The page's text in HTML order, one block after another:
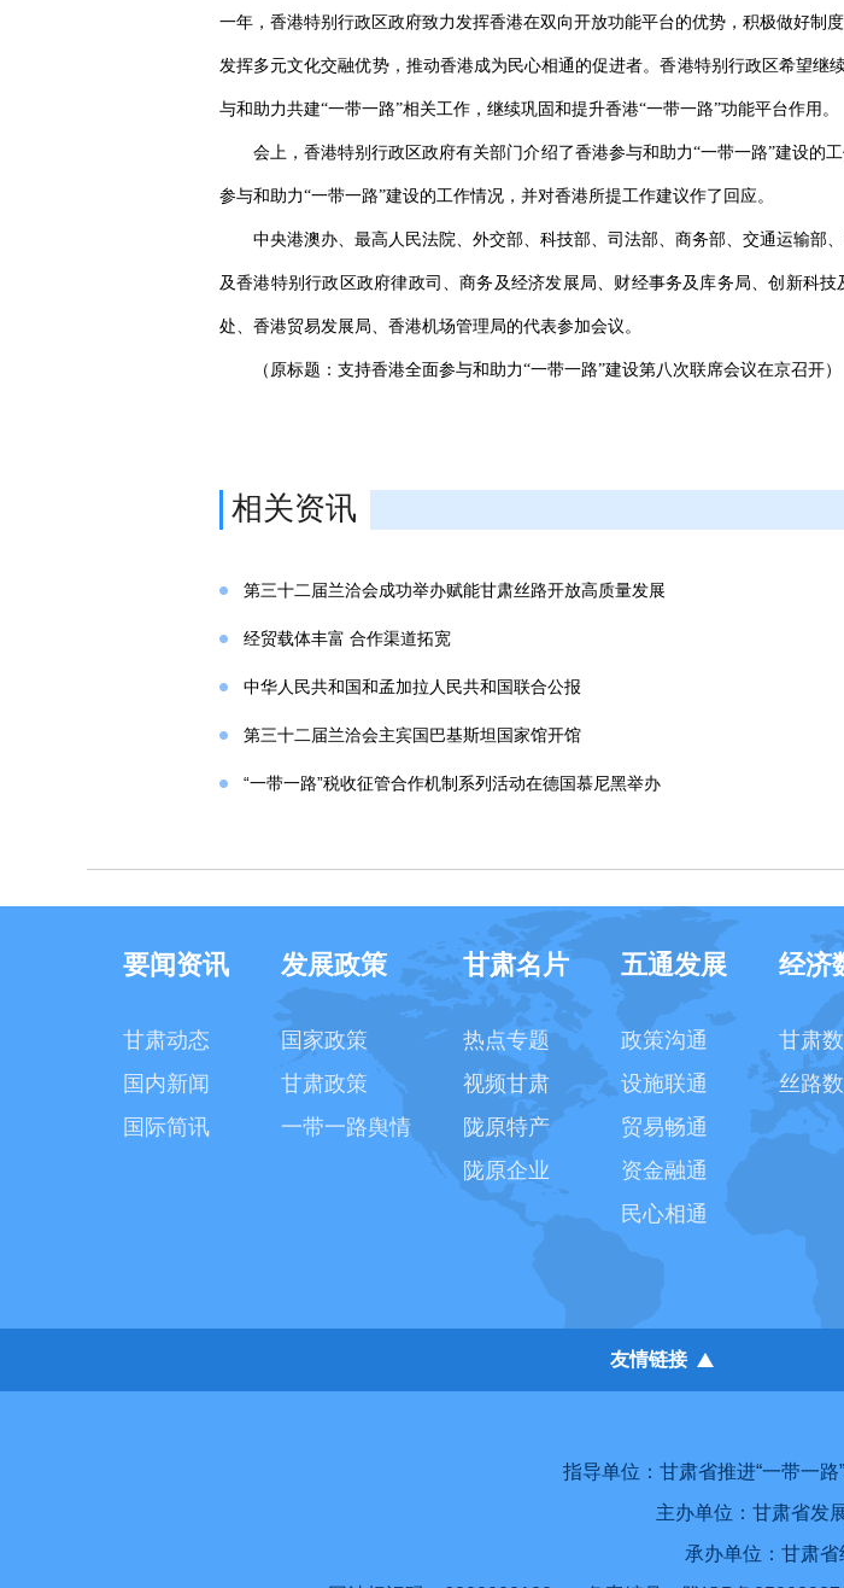
一年，香港特别行政区政府致力发挥香港在双向开放功能平台的优势，积极做好制
发挥多元文化交融优势，推动香港成为民心相通的促进者。香港特别行政区希望继
与和助力共建“一带一路”相关工作，继续巩固和提升香港“一带一路”功能平台作用。
会上，香港特别行政区政府有关部门介绍了香港参与和助力“一带一路”建设
参与和助力“一带一路”建设的工作情况，并对香港所提工作建议作了回应。
中央港澳办、最高人民法院、外交部、科技部、司法部、商务部、交通运输部
及香港特别行政区政府律政司、商务及经济发展局、财经事务及库务局、创新科
处、香港贸易发展局、香港机场管理局的代表参加会议。
（原标题：支持香港全面参与和助力“一带一路”建设第八次联席会议在京召开）
相关资讯
第三十二届兰洽会成功举办赋能甘肃丝路开放高质量发展
经贸载体丰富 合作渠道拓宽
中华人民共和国和孟加拉人民共和国联合公报
第三十二届兰洽会主宾国巴基斯坦国家馆开馆
“一带一路”税收征管合作机制系列活动在德国慕尼黑举办
要闻资讯
甘肃动态
国内新闻
国际简讯
发展政策
国家政策
甘肃政策
一带一路舆情
甘肃名片
热点专题
视频甘肃
陇原特产
陇原企业
五通发展
政策沟通
设施联通
贸易畅通
资金融通
民心相通
经济
甘肃
丝路
友情链接
指导单位：甘肃省推进“一带一
主办单位：甘肃省发
承办单位：甘肃